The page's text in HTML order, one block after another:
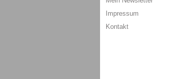
Impressum
Kontakt